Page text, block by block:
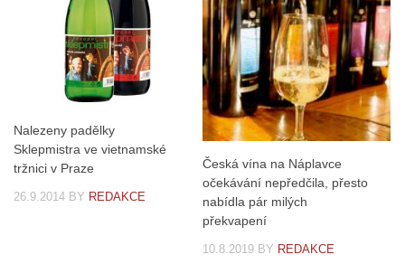
Nalezeny padělky
Sklepmistra ve vietnamské
tržnici v Praze
26.9.2014 BY REDAKCE
Česká vína na Náplavce
očekávání nepředčila, přesto
nabídla pár milých
překvapení
10.8.2019 BY REDAKCE